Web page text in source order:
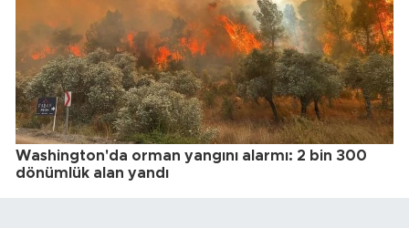
Washington'da orman yangını alarmı: 2 bin 300
dönümlük alan yandı